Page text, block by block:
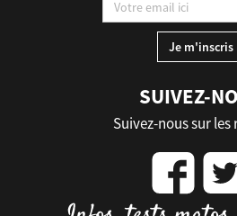
SUIVEZ-
Suivez-nous sur les